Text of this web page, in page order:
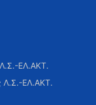
Λ.Σ.-ΕΛ.ΑΚΤ.
Λ.Σ.-ΕΛ.ΑΚΤ.